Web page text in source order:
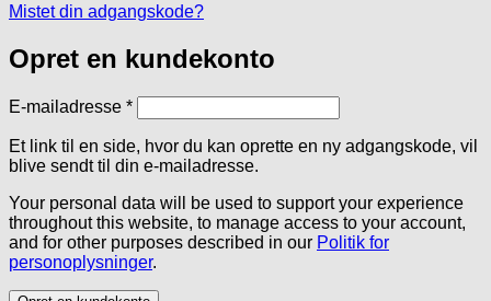
Mistet din adgangskode?
Opret en kundekonto
E-mailadresse *Påkrævet
Et link til en side, hvor du kan oprette en ny adgangskode, vil
blive sendt til din e-mailadresse.
Your personal data will be used to support your experience
throughout this website, to manage access to your account,
and for other purposes described in our Politik for
personoplysninger.